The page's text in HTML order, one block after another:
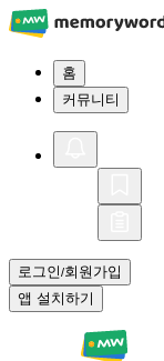
홈
커뮤니티
로그인/회원가입
앱 설치하기